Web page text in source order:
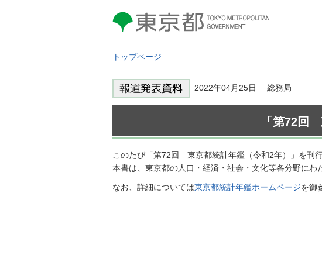
東京都 TOKYO METROPOLITAN
GOVERNMENT
トップページ
2022年04月25日 総務局
「第72回
このたび「第72回 東京都統計年鑑（令和2年）」を刊
本書は、東京都の人口・経済・社会・文化等各分野に
なお、詳細については東京都統計年鑑ホームページを御